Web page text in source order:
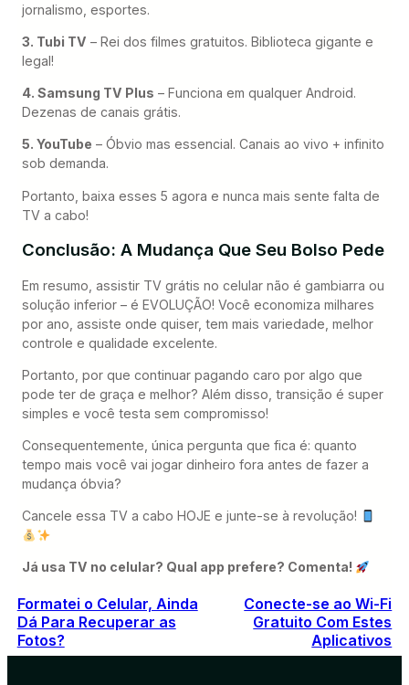
jornalismo, esportes.
3. Tubi TV – Rei dos filmes gratuitos. Biblioteca gigante e
legal!
4. Samsung TV Plus – Funciona em qualquer Android.
Dezenas de canais grátis.
5. YouTube – Óbvio mas essencial. Canais ao vivo + infinito
sob demanda.
Portanto, baixa esses 5 agora e nunca mais sente falta de
TV a cabo!
Conclusão: A Mudança Que Seu Bolso Pede
Em resumo, assistir TV grátis no celular não é gambiarra ou
solução inferior – é EVOLUÇÃO! Você economiza milhares
por ano, assiste onde quiser, tem mais variedade, melhor
controle e qualidade excelente.
Portanto, por que continuar pagando caro por algo que
pode ter de graça e melhor? Além disso, transição é super
simples e você testa sem compromisso!
Consequentemente, única pergunta que fica é: quanto
tempo mais você vai jogar dinheiro fora antes de fazer a
mudança óbvia?
Cancele essa TV a cabo HOJE e junte-se à revolução!
Já usa TV no celular? Qual app prefere? Comenta!
Formatei o Celular, Ainda
Dá Para Recuperar as
Fotos?
Conecte-se ao Wi-Fi
Gratuito Com Estes
Aplicativos